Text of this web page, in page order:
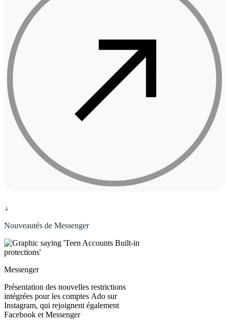
Nouveautés de Messenger
Messenger
Présentation des nouvelles restrictions
intégrées pour les comptes Ado sur
Instagram, qui rejoignent également
Facebook et Messenger